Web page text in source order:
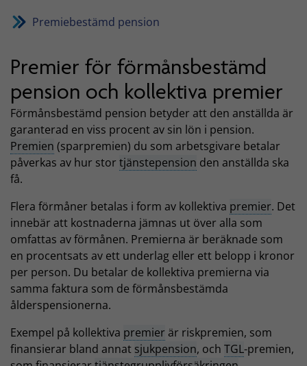
Premiebestämd pension
Premier för förmånsbestämd
pension och kollektiva premier
Förmånsbestämd pension betyder att den anställda är
garanterad en viss procent av sin lön i pension.
Premien (sparpremien) du som arbetsgivare betalar
påverkas av hur stor tjänstepension den anställda ska
få.
Flera förmåner betalas i form av kollektiva premier. Det
innebär att kostnaderna jämnas ut över alla som
omfattas av förmånen. Premierna är beräknade som
en procentsats av ett underlag eller ett belopp i kronor
per person. Du betalar de kollektiva premierna via
samma faktura som de förmånsbestämda
ålderspensionerna.
Exempel på kollektiva premier är riskpremien, som
finansierar bland annat sjukpension, och TGL-premien,